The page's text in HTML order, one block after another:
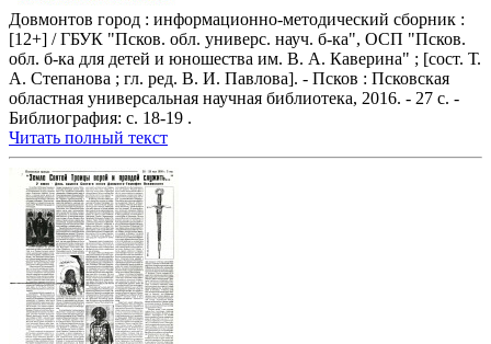
Довмонтов город : информационно-методический сборник :
[12+] / ГБУК "Псков. обл. универс. науч. б-ка", ОСП "Псков.
обл. б-ка для детей и юношества им. В. А. Каверина" ; [сост. Т.
А. Степанова ; гл. ред. В. И. Павлова]. - Псков : Псковская
областная универсальная научная библиотека, 2016. - 27 с. -
Библиография: с. 18-19 .
Читать полный текст